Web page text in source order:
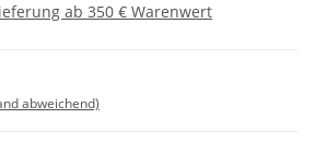
ab 350 € Warenwert
abweichend)